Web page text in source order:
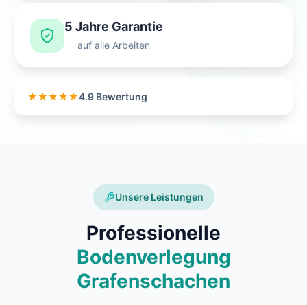
5 Jahre Garantie
auf alle Arbeiten
★★★★★4.9 Bewertung
Unsere Leistungen
Professionelle
Bodenverlegung
Grafenschachen